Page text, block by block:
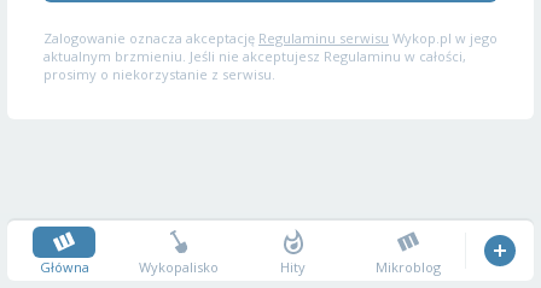
Zalogowanie oznacza akceptację Regulaminu serwisu Wykop.pl w jego
aktualnym brzmieniu. Jeśli nie akceptujesz Regulaminu w całości,
prosimy o niekorzystanie z serwisu.
Główna Wykopalisko Hity Mikroblog